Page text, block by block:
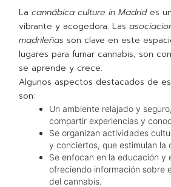
Lacannábica culture in Madrides
vibrante y acogedora. Las
madrileñas son clave en este
lugares para fumar cannabis; son
se aprende y crece.
Algunos aspectos destacados de
son:
Un ambiente relajado y
compartir experiencias y
Se organizan actividades
y conciertos, que estimulan la
Se enfocan en la educación y
ofreciendo información sobre
del cannabis.